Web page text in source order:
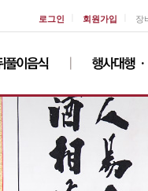
로그인 회원가입 장